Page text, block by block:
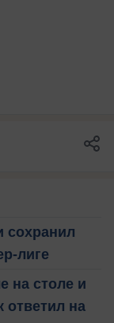
сохранил
лиге
на столе и
на